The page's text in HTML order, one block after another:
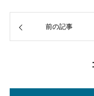
前の記事